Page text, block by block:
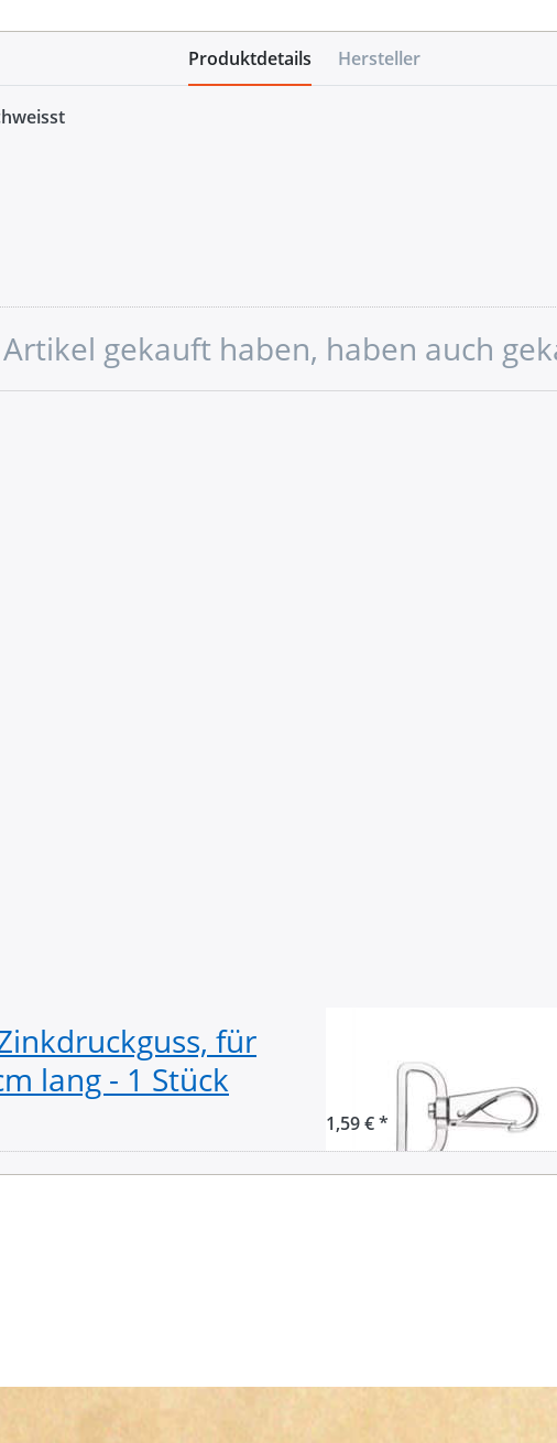
Produktdetails Hersteller
gekauft haben, haben auch
für
lang - 1 Stück
- 38mm
1,59 € *